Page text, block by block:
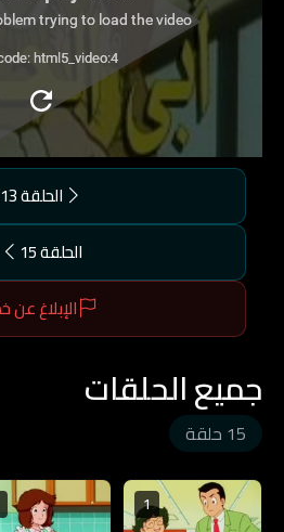
trying to load the video.
html5_video:4
الحلقة 13
الحلقة 15
الإبلاغ عن
جميع الحلقات
15 حلقة
1